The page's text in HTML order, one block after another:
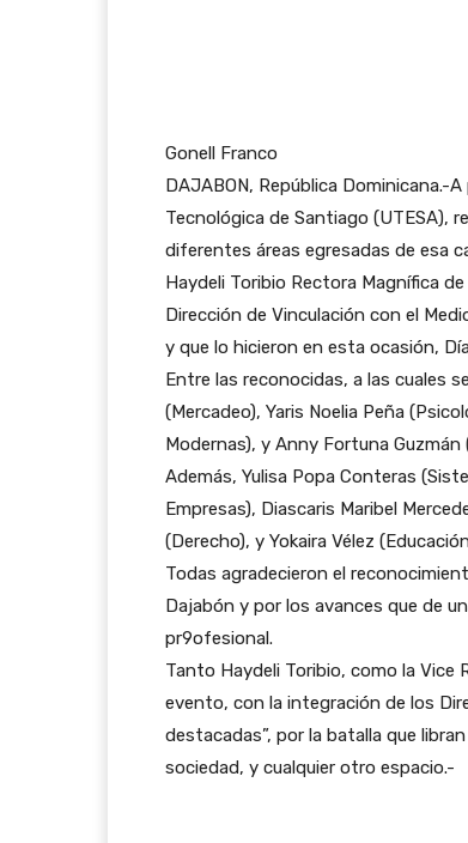
Gonell Franco
DAJABON, República Dominicana.-
Tecnológica de Santiago (UTESA),
diferentes áreas egresadas de esa
Haydeli Toribio Rectora Magnífica
Dirección de Vinculación con el
y que lo hicieron en esta ocasión,
Entre las reconocidas, a las cuales
(Mercadeo), Yaris Noelia Peña
Modernas), y Anny Fortuna Guzmán
Además, Yulisa Popa Conteras
Empresas), Diascaris Maribel
(Derecho), y Yokaira Vélez
Todas agradecieron el
Dajabón y por los avances que de
pr9ofesional.
Tanto Haydeli Toribio, como la Vice
evento, con la integración de los
destacadas”, por la batalla que
sociedad, y cualquier otro espacio.-